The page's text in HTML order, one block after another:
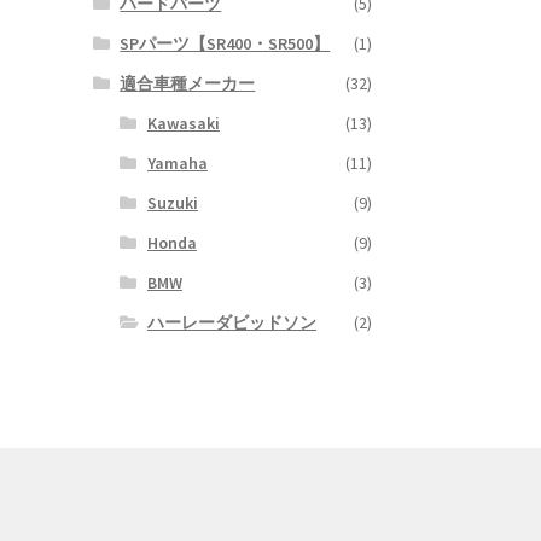
SPパーツ【SR400・SR500】
(1)
適合車種メーカー
(32)
Kawasaki
(13)
Yamaha
(11)
Suzuki
(9)
Honda
(9)
BMW
(3)
ハーレーダビッドソン
(2)